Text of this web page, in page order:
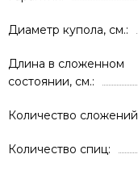
Диаметр купола, см.
Длина в сложенном
состоянии, см.
Количество сложений
Количество спиц